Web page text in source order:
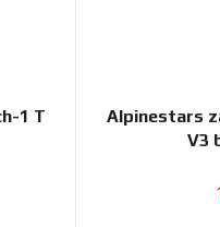
1 T
Alpinestars
V3